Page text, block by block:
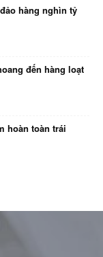
hàng nghìn tỷ
đến hàng loạt
hoàn toàn trái